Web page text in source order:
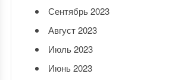
Сентябрь 2023
Август 2023
Июль 2023
Июнь 2023